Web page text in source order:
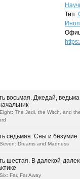
Тип:
восьмая. Джедай, ведьма
The Jedi, the Witch, and the
седьмая. Сны и безумие
Dreams and Madness
шестая. В далекой-
Far, Far Away